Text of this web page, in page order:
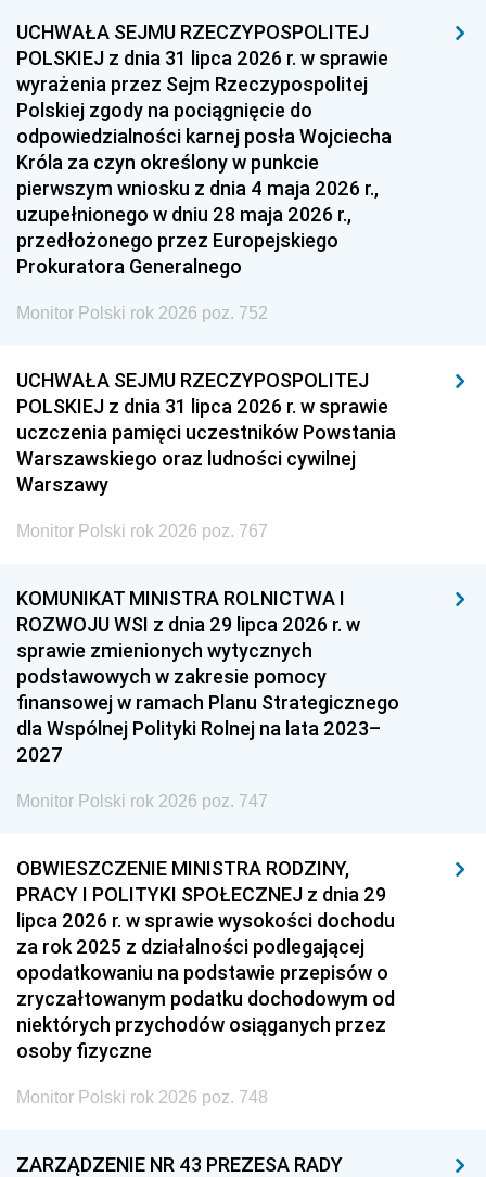
UCHWAŁA SEJMU RZECZYPOSPOLITEJ
POLSKIEJ z dnia 31 lipca 2026 r. w sprawie
wyrażenia przez Sejm Rzeczypospolitej
Polskiej zgody na pociągnięcie do
odpowiedzialności karnej posła Wojciecha
Króla za czyn określony w punkcie
pierwszym wniosku z dnia 4 maja 2026 r.,
uzupełnionego w dniu 28 maja 2026 r.,
przedłożonego przez Europejskiego
Prokuratora Generalnego
Monitor Polski rok 2026 poz. 752
UCHWAŁA SEJMU RZECZYPOSPOLITEJ
POLSKIEJ z dnia 31 lipca 2026 r. w sprawie
uczczenia pamięci uczestników Powstania
Warszawskiego oraz ludności cywilnej
Warszawy
Monitor Polski rok 2026 poz. 767
KOMUNIKAT MINISTRA ROLNICTWA I
ROZWOJU WSI z dnia 29 lipca 2026 r. w
sprawie zmienionych wytycznych
podstawowych w zakresie pomocy
finansowej w ramach Planu Strategicznego
dla Wspólnej Polityki Rolnej na lata 2023–
2027
Monitor Polski rok 2026 poz. 747
OBWIESZCZENIE MINISTRA RODZINY,
PRACY I POLITYKI SPOŁECZNEJ z dnia 29
lipca 2026 r. w sprawie wysokości dochodu
za rok 2025 z działalności podlegającej
opodatkowaniu na podstawie przepisów o
zryczałtowanym podatku dochodowym od
niektórych przychodów osiąganych przez
osoby fizyczne
Monitor Polski rok 2026 poz. 748
ZARZĄDZENIE NR 43 PREZESA RADY